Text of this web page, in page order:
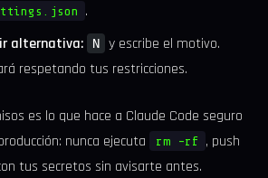
.
alternativa:
N
y escribe el motivo.
respetando tus restricciones.
es lo que hace a Claude Code seguro
nunca ejecuta
rm -rf , push
tus secretos sin avisarte antes.